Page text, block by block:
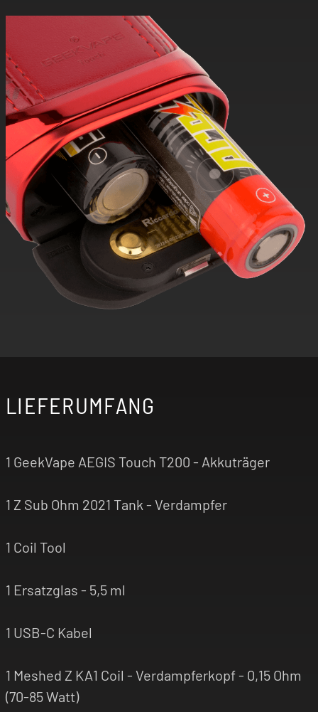
LIEFERUMFANG
1 GeekVape AEGIS Touch T200 - Akkuträger
1 Z Sub Ohm 2021 Tank - Verdampfer
1 Coil Tool
1 Ersatzglas - 5,5 ml
1 USB-C Kabel
1 Meshed Z KA1 Coil - Verdampferkopf - 0,15 Ohm
(70-85 Watt)